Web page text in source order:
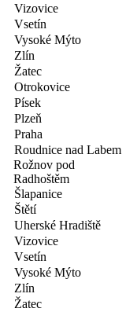
Vizovice
Vsetín
Vysoké Mýto
Zlín
Žatec
Otrokovice
Písek
Plzeň
Praha
Roudnice nad Labem
Rožnov pod
Radhoštěm
Šlapanice
Štětí
Uherské Hradiště
Vizovice
Vsetín
Vysoké Mýto
Zlín
Žatec